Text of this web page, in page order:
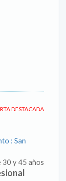
DESTACADA
: San
30 y 45 años